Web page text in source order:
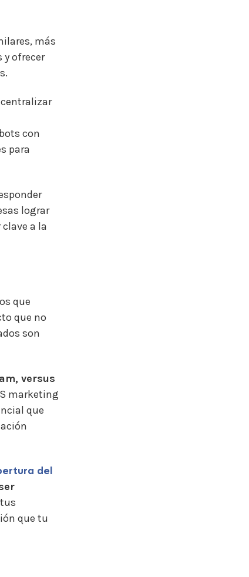
más
y ofrecer
con
para
lograr
a la
que
que no
son
versus
marketing
que
del
que tu